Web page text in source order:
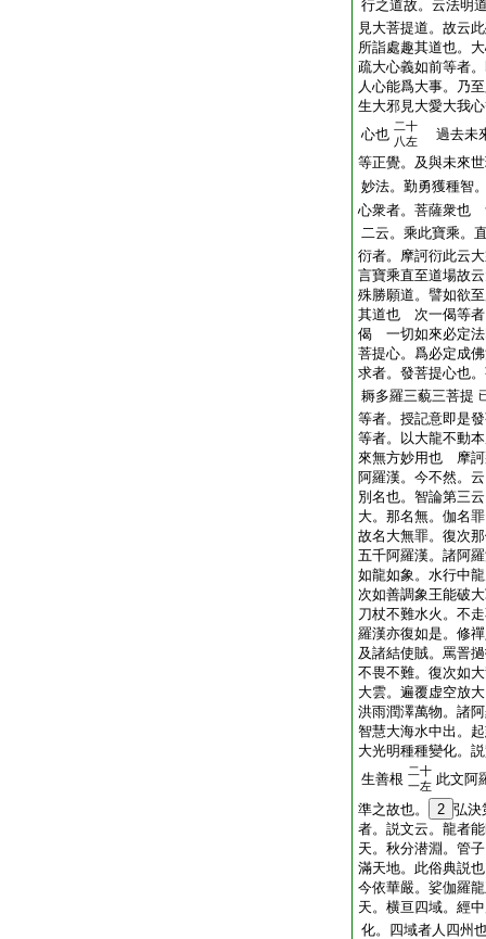
行之道故。云法明
見大菩提道。故云
所詣處趣其道也。
疏大心義如前等者
人心能爲大事。乃
生大邪見大愛大我
心也 二十
八左
過去未
等正覺。及與未來
妙法。勤勇獲種智
心衆者。菩薩衆也
二云。乘此寶乘。
衍者。摩訶衍此云
言寶乘直至道場故
殊勝願道。譬如欲
其道也 次一偈等者
偈 一切如來必定法
菩提心。爲必定成
求者。發菩提心也
耨多羅三藐三菩提
等者。授記意即是
等者。以大龍不動
來無方妙用也 摩訶
阿羅漢。今不然。
別名也。智論第三
大。那名無。伽名
故名大無罪。復次
五千阿羅漢。諸阿
如龍如象。水行中
次如善調象王能破
刀杖不難水火。不
羅漢亦復如是。修
及諸結使賊。罵詈
不畏不難。復次如
大雲。遍覆虚空放
洪雨潤澤萬物。諸
智慧大海水中出。
大光明種種變化。
生善根 二十
一左 此文阿
準之故也。
2 弘決
者。説文云。龍者
天。秋分潜淵。管
滿天地。此俗典説
今依華嚴。娑伽羅
天。横亘四域。經
化。四域者人四州